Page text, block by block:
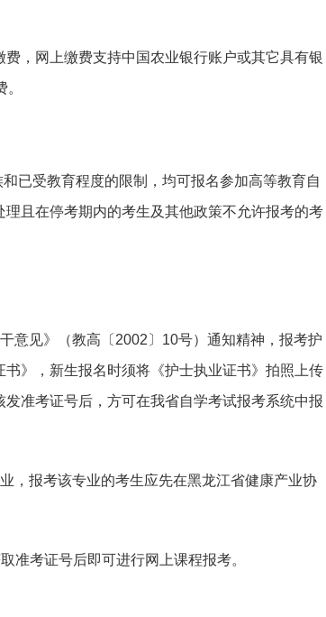
，网上缴费支持中国农业银行账户或其它具有银
已受教育程度的限制，均可报名参加高等教育自
且在停考期内的考生及其他政策不允许报考的考
意见》（教高〔2002〕10号）通知精神，报考护
》，新生报名时须将《护士执业证书》拍照上传
准考证号后，方可在我省自学考试报考系统中报
，报考该专业的考生应先在黑龙江省健康产业协
准考证号后即可进行网上课程报考。